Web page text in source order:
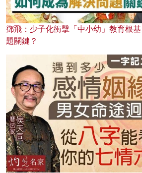
鄧飛：少子化衝擊「中小幼」教育根
題關鍵？